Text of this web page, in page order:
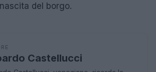
del borgo.
Castellucci